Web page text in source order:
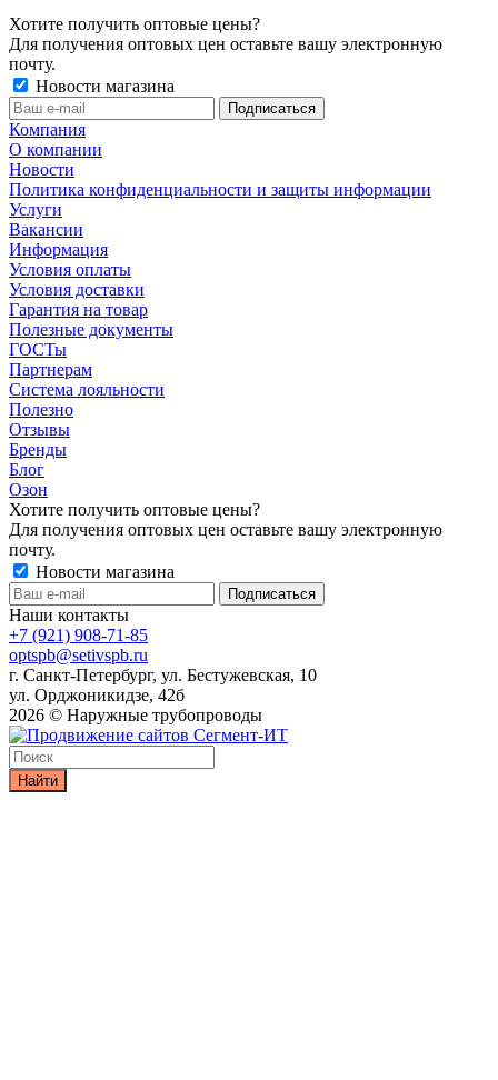
Хотите получить оптовые цены?
Для получения оптовых цен оставьте вашу электронную
почту.
Новости магазина
Компания
О компании
Новости
Политика конфиденциальности и защиты информации
Услуги
Вакансии
Информация
Условия оплаты
Условия доставки
Гарантия на товар
Полезные документы
ГОСТы
Партнерам
Система лояльности
Полезно
Отзывы
Бренды
Блог
Озон
Хотите получить оптовые цены?
Для получения оптовых цен оставьте вашу электронную
почту.
Новости магазина
Наши контакты
+7 (921) 908-71-85
optspb@setivspb.ru
г. Санкт-Петербург, ул. Бестужевская, 10
ул. Орджоникидзе, 42б
2026 © Наружные трубопроводы
Найти